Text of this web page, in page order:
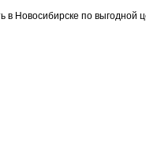
в Новосибирске по выгодной